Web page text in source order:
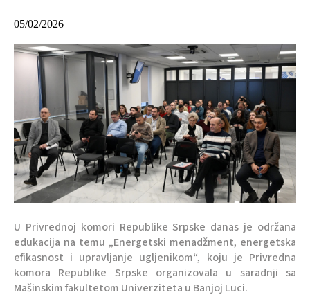
05/02/2026
U Privrednoj komori Republike Srpske danas je održana
edukacija na temu „Energetski menadžment, energetska
efikasnost i upravljanje ugljenikom“, koju je Privredna
komora Republike Srpske organizovala u saradnji sa
Mašinskim fakultetom Univerziteta u Banjoj Luci.